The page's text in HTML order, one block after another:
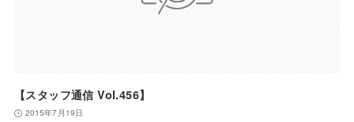
【スタッフ通信 Vol.456】
2015年7月19日